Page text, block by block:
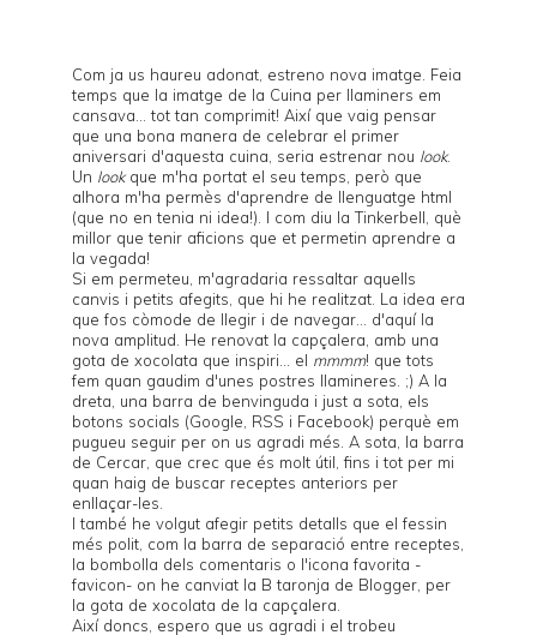
Com ja us haureu adonat, estreno nova imatge. Feia
temps que la imatge de la Cuina per llaminers em
cansava... tot tan comprimit! Així que vaig pensar
que una bona manera de celebrar el primer
aniversari d'aquesta cuina, seria estrenar nou look.
Un lookque m'ha portat el seu temps, però que
alhora m'ha permès d'aprendre de llenguatge html
(que no en tenia ni idea!). I com diu laTinkerbell , què
millor que tenir aficions que et permetin aprendre a
la vegada!
Si em permeteu, m'agradaria ressaltar aquells
canvis i petits afegits, que hi he realitzat. La idea era
que fos còmode de llegir i de navegar... d'aquí la
nova amplitud. He renovat la capçalera, amb una
gota de xocolata que inspiri... el mmmm! que tots
fem quan gaudim d'unes postres llamineres. ;) A la
dreta, una barra de benvinguda i just a sota, els
botons socials (Google, RSS i Facebook) perquè em
pugueu seguir per on us agradi més. A sota, la barra
de Cercar, que crec que és molt útil, fins i tot per mi
quan haig de buscar receptes anteriors per
enllaçar-les.
I també he volgut afegir petits detalls que el fessin
més polit, com la barra de separació entre receptes,
la bombolla dels comentaris o l'icona favorita -
favicon- on he canviat la B taronja de Blogger, per
la gota de xocolata de la capçalera.
Així doncs, espero que us agradi i el trobeu